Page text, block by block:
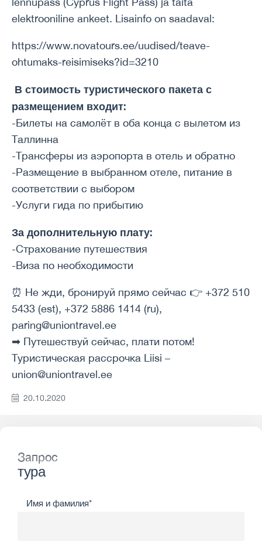
elektrooniline ankeet. Lisainfo on saadaval:
https://www.novatours.ee/uudised/teave-
ohtumaks-reisimiseks?id=3210
В стоимость туристического пакета с
размещением входит:
-Билеты на самолёт в оба конца с вылетом из
Таллинна
-Трансферы из аэропорта в отель и обратно
-Размещение в выбранном отеле, питание в
соответствии с выбором
-Услуги гида по прибытию
За дополнительную плату:
-Страхование путешествия
-Виза по необходимости
⏰ Не жди, бронируй прямо сейчас 👉 +372 510
5433 (est), +372 5886 1414 (ru),
paring@uniontravel.ee
➡ Путешествуй сейчас, плати потом!
Туристическая рассрочка Liisi –
union@uniontravel.ee
20.10.2020
Запрос
тура
Имя и фамилия*